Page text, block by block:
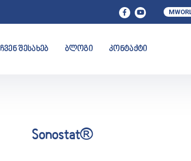
ჩვენ შესახებ ბლოგი კონტაქტი
Sonostat®